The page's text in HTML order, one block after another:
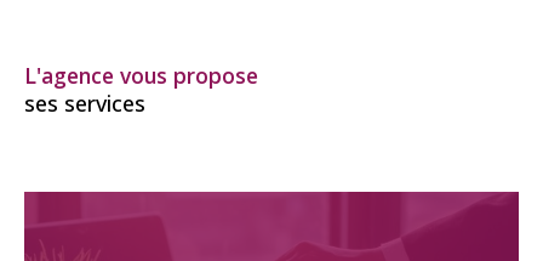
L'agence vous propose
ses services